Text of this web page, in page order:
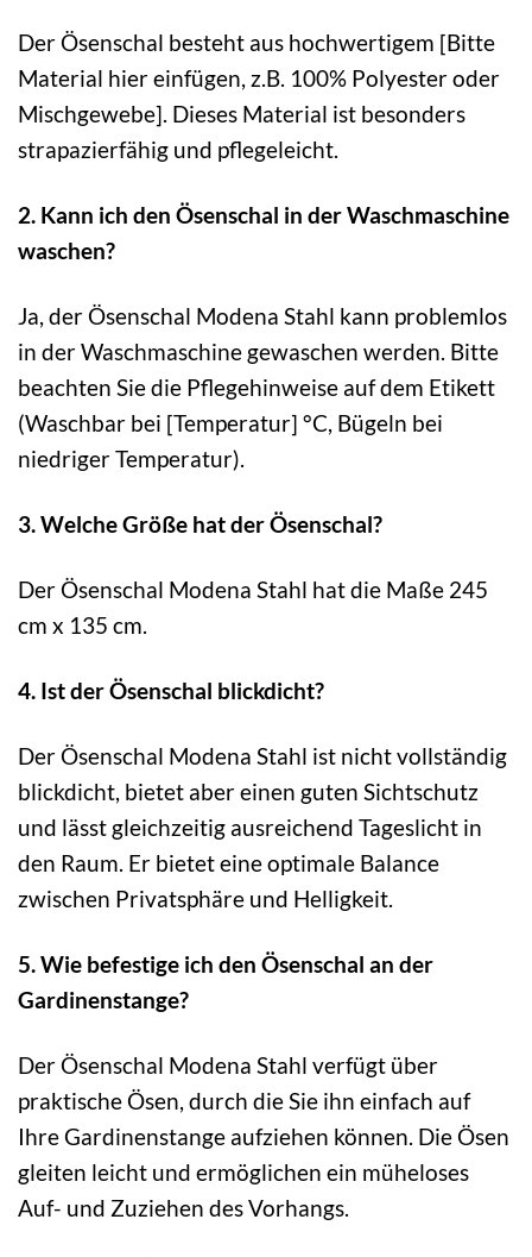
Der Ösenschal besteht aus hochwertigem [Bitte
Material hier einfügen, z.B. 100% Polyester oder
Mischgewebe]. Dieses Material ist besonders
strapazierfähig und pflegeleicht.
2. Kann ich den Ösenschal in der Waschmaschine
waschen?
Ja, der Ösenschal Modena Stahl kann problemlos
in der Waschmaschine gewaschen werden. Bitte
beachten Sie die Pflegehinweise auf dem Etikett
(Waschbar bei [Temperatur] °C, Bügeln bei
niedriger Temperatur).
3. Welche Größe hat der Ösenschal?
Der Ösenschal Modena Stahl hat die Maße 245
cm x 135 cm.
4. Ist der Ösenschal blickdicht?
Der Ösenschal Modena Stahl ist nicht vollständig
blickdicht, bietet aber einen guten Sichtschutz
und lässt gleichzeitig ausreichend Tageslicht in
den Raum. Er bietet eine optimale Balance
zwischen Privatsphäre und Helligkeit.
5. Wie befestige ich den Ösenschal an der
Gardinenstange?
Der Ösenschal Modena Stahl verfügt über
praktische Ösen, durch die Sie ihn einfach auf
Ihre Gardinenstange aufziehen können. Die Ösen
gleiten leicht und ermöglichen ein müheloses
Auf- und Zuziehen des Vorhangs.